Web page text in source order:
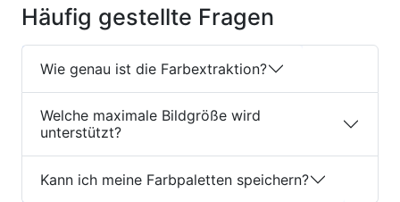
Häufig gestellte Fragen
Wie genau ist die Farbextraktion?
Welche maximale Bildgröße wird
unterstützt?
Kann ich meine Farbpaletten speichern?